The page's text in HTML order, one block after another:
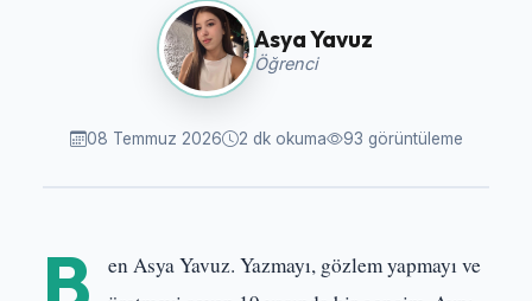
Asya Yavuz
Öğrenci
08 Temmuz 2026 2 dk okuma 93 görüntüleme
en Asya Yavuz. Yazmayı, gözlem yapmayı ve